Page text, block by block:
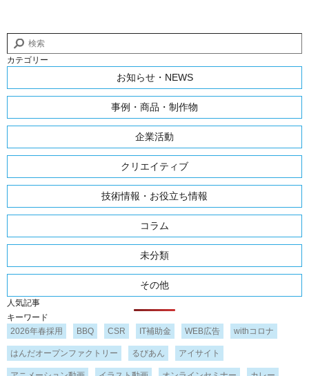
カテゴリー
お知らせ・NEWS
事例・商品・制作物
企業活動
クリエイティブ
技術情報・お役立ち情報
コラム
未分類
その他
人気記事
キーワード
2026年春採用
BBQ CSR IT補助金 WEB広告 withコロナ
はんだオープンファクトリー るびあん アイサイト